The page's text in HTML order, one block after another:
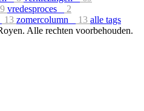
9 vredesproces
2
13 zomercolumn 13 alle tags
Alle rechten voorbehouden.